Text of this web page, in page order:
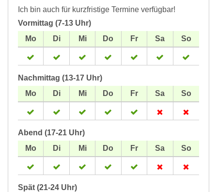
Ich bin auch für kurzfristige Termine verfügbar!
Vormittag (7-13 Uhr)
Nachmittag (13-17 Uhr)
Abend (17-21 Uhr)
Spät (21-24 Uhr)